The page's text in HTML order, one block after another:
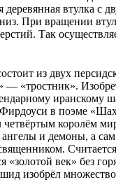
деревянная втулка с
При вращении
Так
из двух
— «тростник».
иранскому
в поэме
королём
ангелы и демоны, а
«золотой век» без
изобрёл